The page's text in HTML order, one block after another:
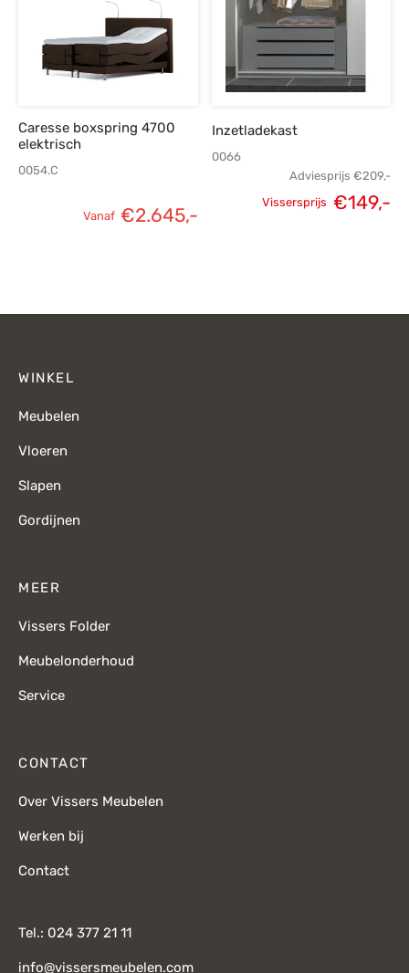
Caresse boxspring 4700
elektrisch
0054.C
Vanaf €2.645,-
Inzetladekast
0066
Adviesprijs €209,-
Vissersprijs €149,-
WINKEL
Meubelen
Vloeren
Slapen
Gordijnen
MEER
Vissers Folder
Meubelonderhoud
Service
CONTACT
Over Vissers Meubelen
Werken bij
Contact
Tel.: 024 377 21 11
info@vissersmeubelen.com